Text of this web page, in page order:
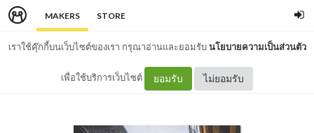
MAKERS STORE
เราใช้คุ๊กกี้บนเว็บไซต์ของเรา กรุณาอ่านและยอมรับนโยบายความเป็นส่วนตัว
เพื่อใช้บริการเว็บไซต์ ยอมรับ ไม่ยอมรับ